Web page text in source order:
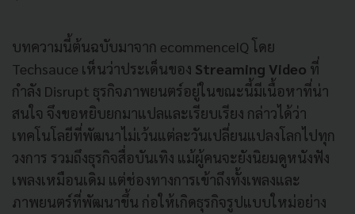
บทความนี้ต้นฉบับมาจาก ecommenceIQ โดย
Techsauce เห็นว่าประเด็นของ Streaming Video ที่
กำลัง Disrupt ธุรกิจภาพยนตร์อยู่ในขณะนี้มีเนื้อหาที่น่า
สนใจ จึงขอหยิบยกมาแปลและเรียบเรียง กล่าวได้ว่า
เทคโนโลยีที่พัฒนาไม่เว้นแต่ละวันเปลี่ยนแปลงโลกไปทุก
วงการ รวมถึงธุรกิจสื่อบันเทิง แม้ผู้คนจะยังนิยมดูหนังฟัง
เพลงเหมือนเดิม แต่ช่องทางการเข้าถึงทั้งเพลงและ
ภาพยนตร์ที่พัฒนาขึ้น ก่อให้เกิดธุรกิจรูปแบบใหม่อย่าง